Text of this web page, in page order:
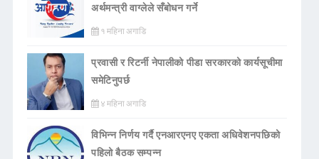
अर्थमन्त्री वाग्लेले सँबोधन गर्ने
१ महिना अगाडि
प्रवासी र रिटर्नी नेपालीको पीडा सरकारको कार्यसूचीमा
समेटिनुपर्छ
४ महिना अगाडि
विभिन्न निर्णय गर्दै एनआरएनए एकता अधिवेशनपछिको
पहिलो बैठक सम्पन्न